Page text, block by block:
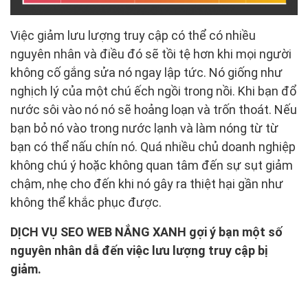
Việc giảm lưu lượng truy cập có thể có nhiều
nguyên nhân và điều đó sẽ tồi tệ hơn khi mọi người
không cố gắng sửa nó ngay lập tức. Nó giống như
nghịch lý của một chú ếch ngồi trong nồi. Khi bạn đổ
nước sôi vào nó nó sẽ hoảng loạn và trốn thoát. Nếu
bạn bỏ nó vào trong nước lạnh và làm nóng từ từ
bạn có thể nấu chín nó. Quá nhiều chủ doanh nghiệp
không chú ý hoặc không quan tâm đến sự sụt giảm
chậm, nhẹ cho đến khi nó gây ra thiệt hại gần như
không thể khắc phục được.
DỊCH VỤ SEO WEB NẮNG XANH gợi ý bạn một số
nguyên nhân dẫ đến việc lưu lượng truy cập bị
giảm.